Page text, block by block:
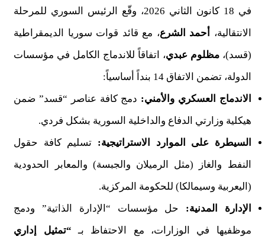
في 18 كانون الثاني 2026، وقّع الرئيس السوري للمرحلة
الانتقالية،
أحمد الشرع، مع قائد قوات سوريا الديمقراطية
(قسد)،مظلوم عبدي، اتفاقاً للاندماج الكامل في مؤسسات
الدولة، تضمن الاتفاق 14 بنداً أساسياً:
الاندماج العسكري والأمني: دمج كافة عناصر “قسد” ضمن
هيكلية وزارتي الدفاع والداخلية السورية بشكل فردي.
السيطرة على الموارد الاستراتيجية: تسليم كافة حقول
النفط والغاز (مثل الرميلان والجبسة) والمعابر الحدودية
(اليعربية وسيمالكا) للحكومة المركزية.
الإدارة المدنية: حل مؤسسات “الإدارة الذاتية” ودمج
موظفيها في الوزارات، مع الاحتفاظ بـ “تمثيل إداري